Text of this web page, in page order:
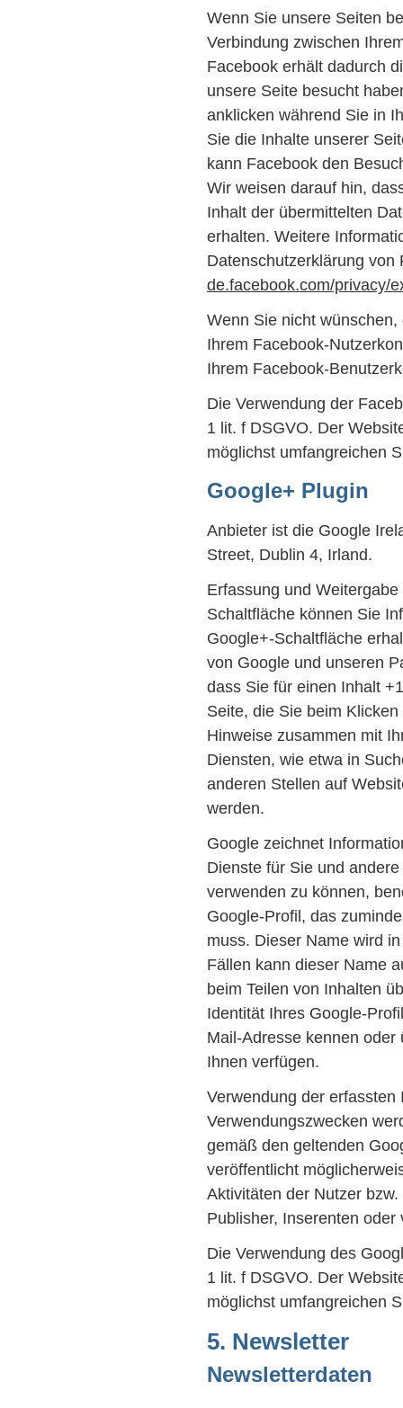
Wenn Sie unsere Seiten
Verbindung zwischen
Facebook erhält dadurch
unsere Seite besucht
anklicken während Sie in
Sie die Inhalte unserer
kann Facebook den
Wir weisen darauf hin,
Inhalt der übermittelten
erhalten. Weitere
Datenschutzerklärung
de.facebook.com/privacy/
Wenn Sie nicht
Ihrem Facebook-
Ihrem Facebook-
Die Verwendung der
1 lit. f DSGVO. Der
möglichst umfangreichen
Google+ Plugin
Anbieter ist die Google
Street, Dublin 4, Irland.
Erfassung und
Schaltfläche können Sie
Google+-Schaltfläche
von Google und unseren
dass Sie für einen Inhalt
Seite, die Sie beim
Hinweise zusammen mit
Diensten, wie etwa in
anderen Stellen auf
werden.
Google zeichnet
Dienste für Sie und
verwenden zu können,
Google-Profil, das
muss. Dieser Name wird
Fällen kann dieser Name
beim Teilen von Inhalten
Identität Ihres Google-
Mail-Adresse kennen
Ihnen verfügen.
Verwendung der
Verwendungszwecken
gemäß den geltenden
veröffentlicht
Aktivitäten der Nutzer
Publisher, Inserenten
Die Verwendung des
1 lit. f DSGVO. Der
möglichst umfangreichen
5. Newsletter
Newsletterdaten